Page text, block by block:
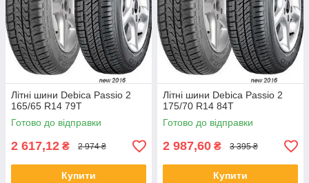
Літні шини Debica Passio 2
165/65 R14 79T
Готово до відправки
2 617,12 ₴ 2 974 ₴
Купити
Літні шини Debica Passio 2
175/70 R14 84T
Готово до відправки
2 987,60 ₴ 3 395 ₴
Купити